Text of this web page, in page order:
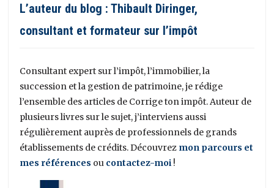
L’auteur du blog : Thibault Diringer,
consultant et formateur sur l’impôt
Consultant expert sur l’impôt, l’immobilier, la
succession et la gestion de patrimoine, je rédige
l’ensemble des articles de Corrige ton impôt. Auteur de
plusieurs livres sur le sujet, j’interviens aussi
régulièrement auprès de professionnels de grands
établissements de crédits. Découvrez mon parcours et
mes références ou contactez-moi !